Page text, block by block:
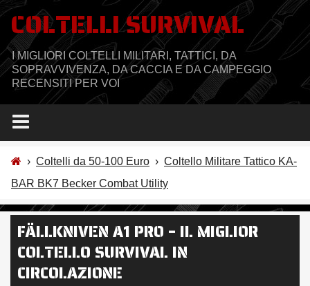
Salta
contenuto
COLTELLI SURVIVAL
I MIGLIORI COLTELLI MILITARI, TATTICI, DA
SOPRAVVIVENZA, DA CACCIA E DA CAMPEGGIO
RECENSITI PER VOI
› Coltelli da 50-100 Euro › Coltello Militare Tattico KA-
BAR BK7 Becker Combat Utility
FÄLLKNIVEN A1 PRO – IL MIGLIOR
COLTELLO SURVIVAL IN
CIRCOLAZIONE